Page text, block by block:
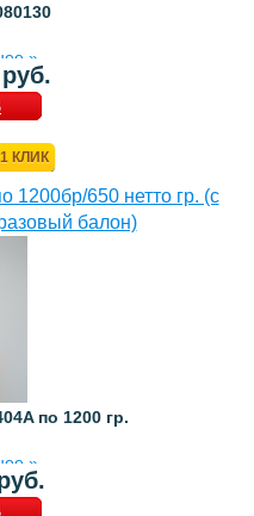
»
КЛИК
1200бр/650 нетто гр. (с
балон)
по 1200 гр.
»